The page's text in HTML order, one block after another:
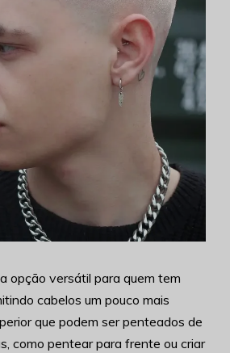
opção versátil para quem tem
cabelos um pouco mais
que podem ser penteados de
como pentear para frente ou criar